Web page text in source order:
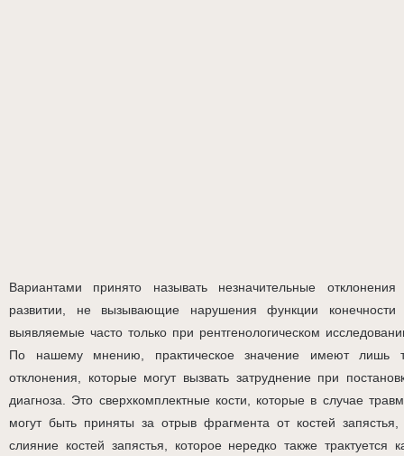
Вариантами принято называть незначительные отклонения
развитии, не вызывающие нарушения функции конечности
выявляемые часто только при рентгенологическом
По нашему мнению, практическое значение имеют лишь
отклонения, которые могут вызвать затруднение при
диагноза. Это сверхкомплектные кости, которые в случае
могут быть приняты за отрыв фрагмента от костей
слияние костей запястья, которое нередко также трактуется